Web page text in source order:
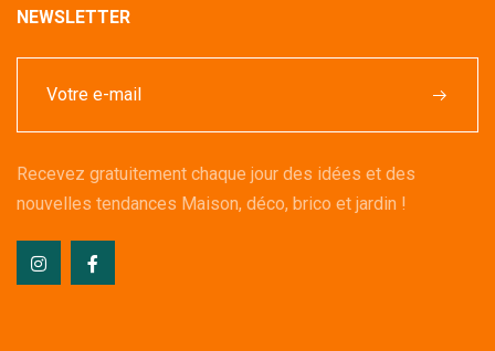
NEWSLETTER
Recevez gratuitement chaque jour des idées et des
nouvelles tendances Maison, déco, brico et jardin !